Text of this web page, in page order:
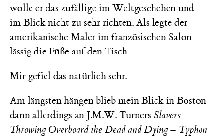
wolle er das zufällige im Weltgeschehen und
im Blick nicht zu sehr richten. Als legte der
amerikanische Maler im französischen Salon
lässig die Füße auf den Tisch.
Mir gefiel das natürlich sehr.
Am längsten hängen blieb mein Blick in Boston
dann allerdings an J.M.W. Turners Slavers
Throwing Overboard the Dead and Dying – Typhon